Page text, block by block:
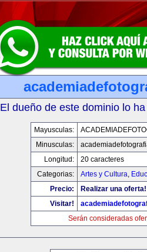
El dueño de este dominio lo
Mayusculas:
Minusculas:
Longitud:
20 caracteres
Categorias:
Artes y Cultura,
Precio:
Realizar una oferta!
Visitar!
Serán consideradas